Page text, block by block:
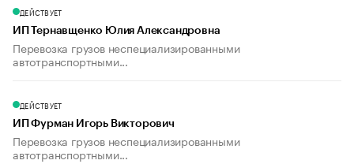
ДЕЙСТВУЕТ
ИП Тернавщенко Юлия Александровна
Перевозка грузов неспециализированными
автотранспортными...
ДЕЙСТВУЕТ
ИП Фурман Игорь Викторович
Перевозка грузов неспециализированными
автотранспортными...